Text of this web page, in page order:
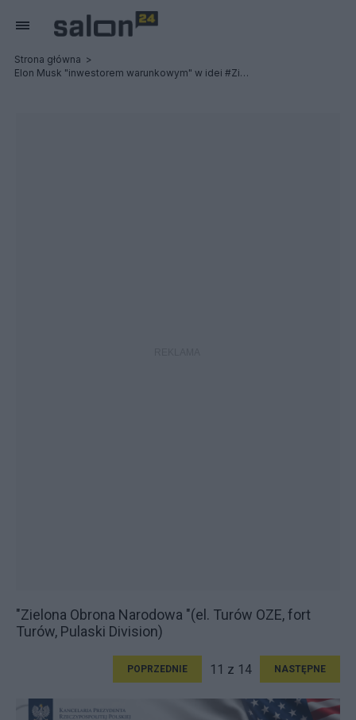
Strona główna
Elon Musk "inwestorem warunkowym" w idei #ZielonaObronaNarodowa
"Zielona Obrona Narodowa "(el. Turów OZE, fort
Turów, Pulaski Division)
POPRZEDNIE 11 z 14 NASTĘPNE